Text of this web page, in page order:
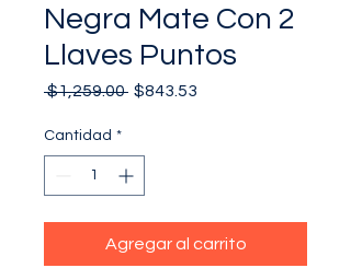
Negra Mate Con 2
Llaves Puntos
$1,259.00 Precio
$843.53
Cantidad *
Agregar al carrito